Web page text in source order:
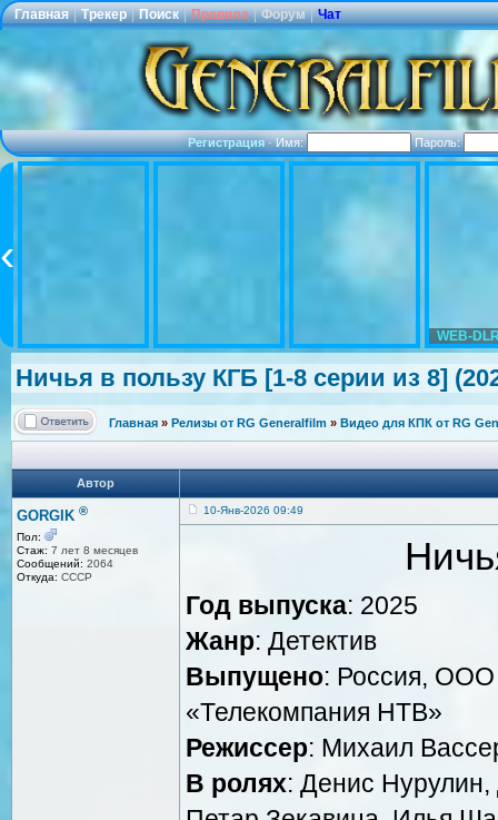
Главная | Трекер | Поиск | Правила | Форум | Чат
Регистрация·Имя: Пароль:
WEB-
Ничья в пользу КГБ [1-8 серии из 8]
Главная » Релизы от RG Generalfilm » Видео для КПК от RG
Автор
GORGIK ®
Пол:
Стаж: 7 лет 8 месяцев
Сообщений: 2064
Откуда: СССР
10-Янв-2026 09:49
Год выпуска: 2025
Жанр: Детектив
Выпущено: Россия, ООО
«Телекомпания НТВ»
Режиссер: Михаил
В ролях: Денис